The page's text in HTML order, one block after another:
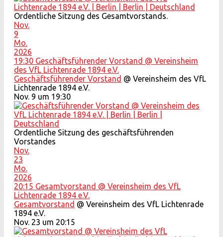
Ordentliche Sitzung des Gesamtvorstands.
Nov.
9
Mo.
2026
19:30 Geschäftsführender Vorstand @ Vereinsheim
des VfL Lichtenrade 1894 e.V.
Geschäftsführender Vorstand @ Vereinsheim des VfL
Lichtenrade 1894 e.V.
Nov. 9 um 19:30
Ordentliche Sitzung des geschäftsführenden
Vorstandes
Nov.
23
Mo.
2026
20:15 Gesamtvorstand @ Vereinsheim des VfL
Lichtenrade 1894 e.V.
Gesamtvorstand @ Vereinsheim des VfL Lichtenrade
1894 e.V.
Nov. 23 um 20:15